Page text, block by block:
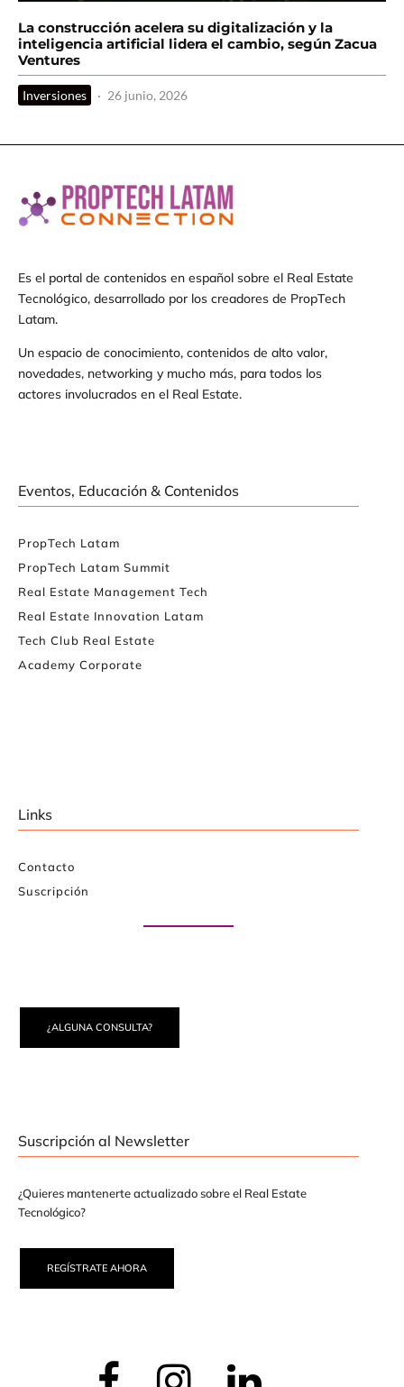
La construcción acelera su digitalización y la
inteligencia artificial lidera el cambio, según Zacua
Ventures
Inversiones · 26 junio, 2026
Es el portal de contenidos en español sobre el Real Estate
Tecnológico, desarrollado por los creadores de PropTech
Latam.
Un espacio de conocimiento, contenidos de alto valor,
novedades, networking y mucho más, para todos los
actores involucrados en el Real Estate.
Eventos, Educación & Contenidos
PropTech Latam
PropTech Latam Summit
Real Estate Management Tech
Real Estate Innovation Latam
Tech Club Real Estate
Academy Corporate
Links
Contacto
Suscripción
¿ALGUNA CONSULTA?
Suscripción al Newsletter
¿Quieres mantenerte actualizado sobre el Real Estate
Tecnológico?
REGÍSTRATE AHORA